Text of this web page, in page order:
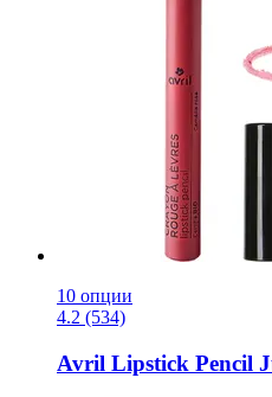
10 опции
4.2 (534)
Avril Lipstick Pencil